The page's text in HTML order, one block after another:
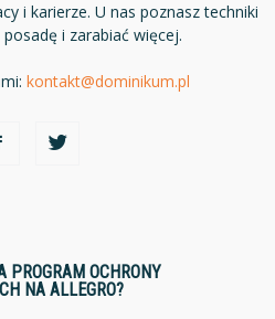
i karierze. U nas poznasz techniki
i zarabiać więcej.
kontakt@dominikum.pl
PROGRAM OCHRONY
NA ALLEGRO?